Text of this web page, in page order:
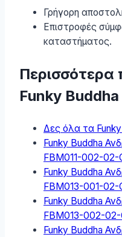
Γρήγορη
Επιστροφές
καταστήματος.
Περισσότερα
Funky Buddha
Δες όλα τα
Funky Buddha
FBM011-002-02-
Funky Buddha
FBM013-001-02-
Funky Buddha
FBM013-002-02-
Funky Buddha